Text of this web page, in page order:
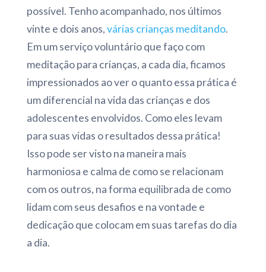
possível. Tenho acompanhado, nos últimos
vinte e dois anos,várias crianças meditando.
Em um serviço voluntário que faço com
meditação para crianças, a cada dia, ficamos
impressionados ao ver o quanto essa prática é
um diferencial na vida das crianças e dos
adolescentes envolvidos. Como eles levam
para suas vidas o resultados dessa prática!
Isso pode ser visto na maneira mais
harmoniosa e calma de como se relacionam
com os outros, na forma equilibrada de como
lidam com seus desafios e na vontade e
dedicação que colocam em suas tarefas do dia
a dia.